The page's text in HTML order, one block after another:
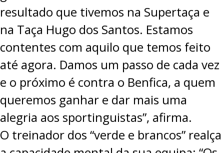
resultado que tivemos na Supertaça e
na Taça Hugo dos Santos. Estamos
contentes com aquilo que temos feito
até agora. Damos um passo de cada vez
e o próximo é contra o Benfica, a quem
queremos ganhar e dar mais uma
alegria aos sportinguistas”, afirma.
O treinador dos “verde e brancos” realça